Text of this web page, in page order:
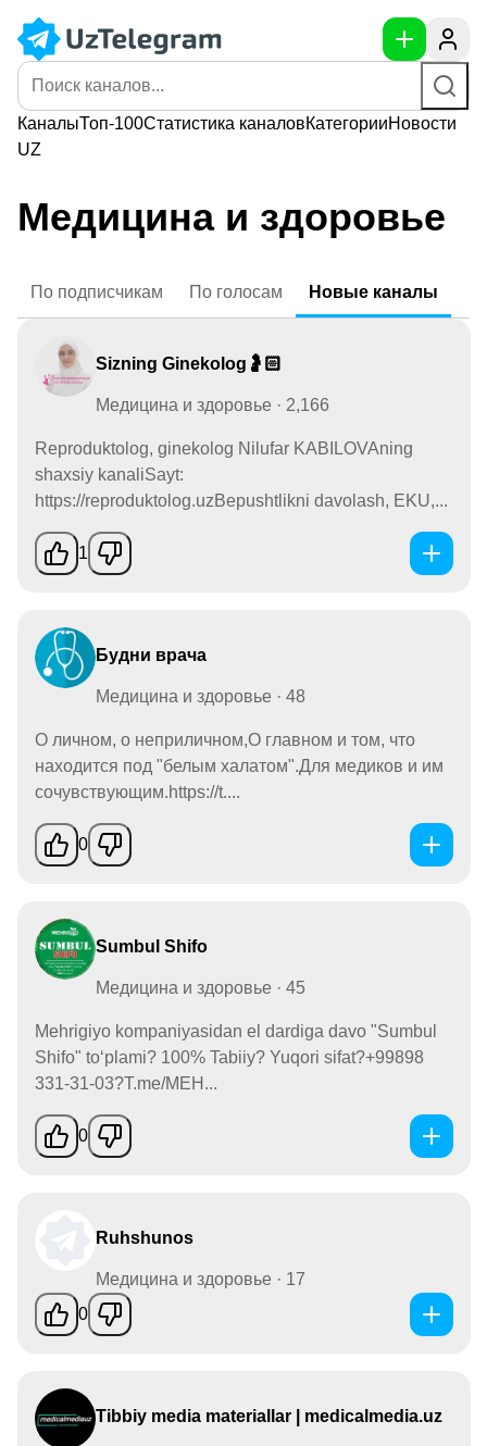
КаналыТоп-100Статистика каналовКатегорииНовости
UZ
Медицина и здоровье
По подписчикам По голосам Новые каналы
Sizning Ginekolog🤰🏻
Медицина и здоровье · 2,166
Reproduktolog, ginekolog Nilufar KABILOVAning
shaxsiy kanaliSayt:
https://reproduktolog.uzBepushtlikni davolash, EKU,...
1
Будни врача
Медицина и здоровье · 48
О личном, о неприличном,О главном и том, что
находится под "белым халатом".Для медиков и им
сочувствующим.https://t....
0
Sumbul Shifo
Медицина и здоровье · 45
Mehrigiyo kompaniyasidan el dardiga davo "Sumbul
Shifo" to‘plami? 100% Tabiiy? Yuqori sifat?+99898
331-31-03?T.me/MEH...
0
Ruhshunos
Медицина и здоровье · 17
0
Tibbiy media materiallar | medicalmedia.uz